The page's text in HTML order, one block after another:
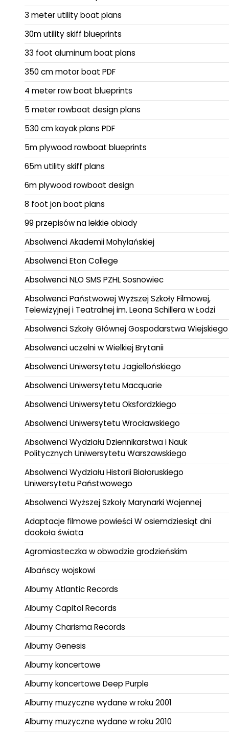
3 meter utility boat plans
30m utility skiff blueprints
33 foot aluminum boat plans
350 cm motor boat PDF
4 meter row boat blueprints
5 meter rowboat design plans
530 cm kayak plans PDF
5m plywood rowboat blueprints
65m utility skiff plans
6m plywood rowboat design
8 foot jon boat plans
99 przepisów na lekkie obiady
Absolwenci Akademii Mohylańskiej
Absolwenci Eton College
Absolwenci NLO SMS PZHL Sosnowiec
Absolwenci Państwowej Wyższej Szkoły Filmowej,
Telewizyjnej i Teatralnej im. Leona Schillera w Łodzi
Absolwenci Szkoły Głównej Gospodarstwa Wiejskiego
Absolwenci uczelni w Wielkiej Brytanii
Absolwenci Uniwersytetu Jagiellońskiego
Absolwenci Uniwersytetu Macquarie
Absolwenci Uniwersytetu Oksfordzkiego
Absolwenci Uniwersytetu Wrocławskiego
Absolwenci Wydziału Dziennikarstwa i Nauk
Politycznych Uniwersytetu Warszawskiego
Absolwenci Wydziału Historii Białoruskiego
Uniwersytetu Państwowego
Absolwenci Wyższej Szkoły Marynarki Wojennej
Adaptacje filmowe powieści W osiemdziesiąt dni
dookoła świata
Agromiasteczka w obwodzie grodzieńskim
Albańscy wojskowi
Albumy Atlantic Records
Albumy Capitol Records
Albumy Charisma Records
Albumy Genesis
Albumy koncertowe
Albumy koncertowe Deep Purple
Albumy muzyczne wydane w roku 2001
Albumy muzyczne wydane w roku 2010